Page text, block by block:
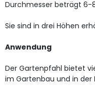
Durchmesser beträgt 6-
Sie sind in drei Höhen
Anwendung
Der Gartenpfahl bietet
im Gartenbau und in